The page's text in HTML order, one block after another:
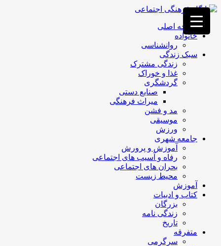
فصد
خون
غرب
تهران
خشکشویی
تصفیه
تهران
صفحه اصلی
خانواده
روانشناسی
سبک زندگی
زندگی مشترک
غذا و خوراک
گردشگری
صنایع دستی
میراث فرهنگی
مد و فشن
موسیقی
ورزش
جامعه شهری
آموزش و پرورش
رفاه و آسیب های اجتماعی
بحران های اجتماعی
محیط زیست
آموزش
کتاب و ادبیات
بزرگان
زندگی نامه
تاریخ
متفرقه
سرگرمی